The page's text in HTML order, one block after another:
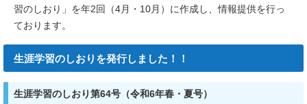
習のしおり」を年2回（4月・10月）に作成し、情報提供を行っ
ております。
生涯学習のしおりを発行しました！！
生涯学習のしおり第64号（令和6年春・夏号）